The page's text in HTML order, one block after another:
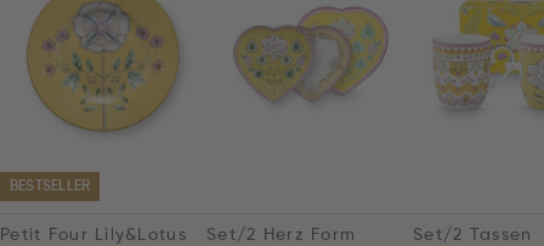
BESTSELLER
Petit Four Lily&Lotus
Set/2 Herz Form
Set/2 Tassen